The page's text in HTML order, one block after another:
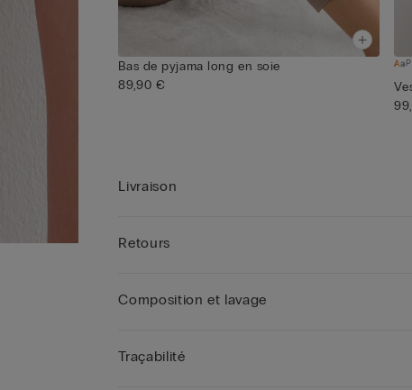
Bas de pyjama long en soie
89,90 €
Livraison
Retours
Composition et lavage
Traçabilité